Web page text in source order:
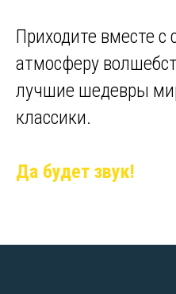
Приходите вместе с
атмосферу
лучшие шедевры
классики.
Да будет звук!